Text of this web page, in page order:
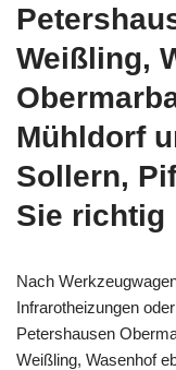
Weißling,
Mühldorf
Sollern,
Sie richtig
Nach
Infrarotheizungen
Petershausen
Weißling, Wasenhof